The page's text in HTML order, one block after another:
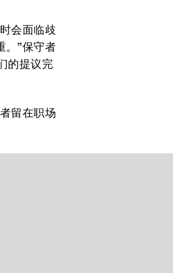
会面临歧
。”保守者
的提议完
留在职场